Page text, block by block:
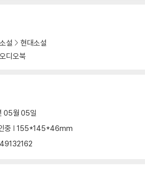
소설
현대소설
오디오북
05월 05일
중 | 155*145*46mm